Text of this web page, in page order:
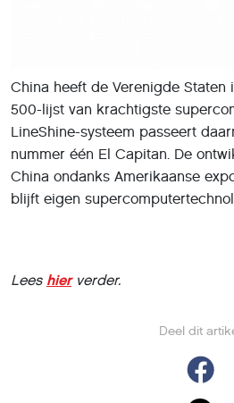
Deel dit
China heeft de Verenigde Staten
500-lijst van krachtigste
LineShine-systeem passeert
nummer één El Capitan. De
China ondanks Amerikaanse
blijft eigen
Lees hierverder.